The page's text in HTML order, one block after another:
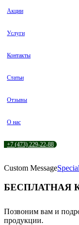
Акции
Услуги
Контакты
Статьи
Отзывы
О нас
+7 (473) 229-22-88
Custom Message
БЕСПЛАТНАЯ
Позвоним вам и
продукции.